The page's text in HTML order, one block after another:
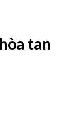
tan